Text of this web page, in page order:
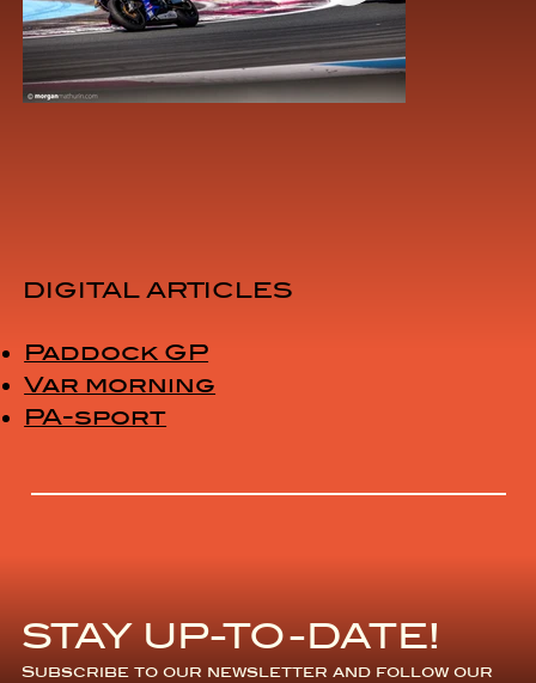
DIGITAL ARTICLES
Paddock GP
Var morning
PA-sport
STAY UP-TO-DATE!
Subscribe to our newsletter and follow our